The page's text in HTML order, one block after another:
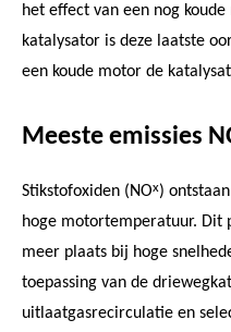
het effect van een nog
katalysator is deze laatste
een koude motor de
Meeste emissies
Stikstofoxiden (NOx)
hoge motortemperatuur. Dit
meer plaats bij hoge
toepassing van de
uitlaatgasrecirculatie en